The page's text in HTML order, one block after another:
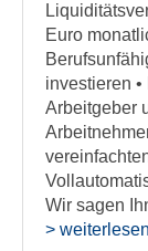
Euro
investieren
Arbeitgeber
Wir sagen
> weiterlesen